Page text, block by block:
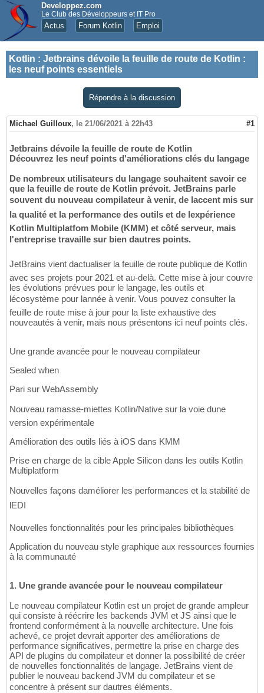
Developpez.com
Le Club des Développeurs et IT Pro
Actus Forum Kotlin Emploi
Kotlin : Jetbrains dévoile la feuille de route de Kotlin :
les neuf points essentiels
Répondre à la discussion
Michael Guilloux, le 21/06/2021 à 22h43 #1
Jetbrains dévoile la feuille de route de Kotlin
Découvrez les neuf points d'améliorations clés du langage
De nombreux utilisateurs du langage souhaitent savoir ce
que la feuille de route de Kotlin prévoit. JetBrains parle
souvent du nouveau compilateur à venir, de laccent mis sur
la qualité et la performance des outils et de lexpérience
Kotlin Multiplatfom Mobile (KMM) et côté serveur, mais
l'entreprise travaille sur bien dautres points.
JetBrains vient dactualiser la feuille de route publique de Kotlin
avec ses projets pour 2021 et au-delà. Cette mise à jour couvre
les évolutions prévues pour le langage, les outils et
lécosystème pour lannée à venir. Vous pouvez consulter la
feuille de route mise à jour pour la liste exhaustive des
nouveautés à venir, mais nous présentons ici neuf points clés.
Une grande avancée pour le nouveau compilateur
Sealed when
Pari sur WebAssembly
Nouveau ramasse-miettes Kotlin/Native sur la voie dune
version expérimentale
Amélioration des outils liés à iOS dans KMM
Prise en charge de la cible Apple Silicon dans les outils Kotlin
Multiplatform
Nouvelles façons daméliorer les performances et la stabilité de
lEDI
Nouvelles fonctionnalités pour les principales bibliothèques
Application du nouveau style graphique aux ressources fournies
à la communauté
1. Une grande avancée pour le nouveau compilateur
Le nouveau compilateur Kotlin est un projet de grande ampleur
qui consiste à réécrire les backends JVM et JS ainsi que le
frontend conformément à la nouvelle architecture. Une fois
achevé, ce projet devrait apporter des améliorations de
performance significatives, permettre la prise en charge des
API de plugins du compilateur et donner la possibilité de créer
de nouvelles fonctionnalités de langage. JetBrains vient de
publier le nouveau backend JVM du compilateur et se
concentre à présent sur dautres éléments.